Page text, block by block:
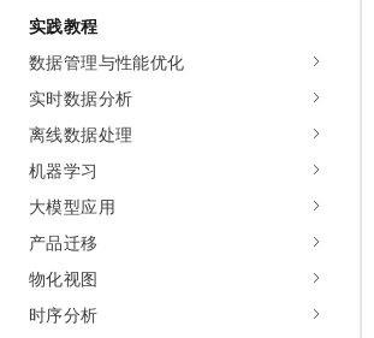
实践教程
数据管理与性能优化
实时数据分析
离线数据处理
机器学习
大模型应用
产品迁移
物化视图
时序分析